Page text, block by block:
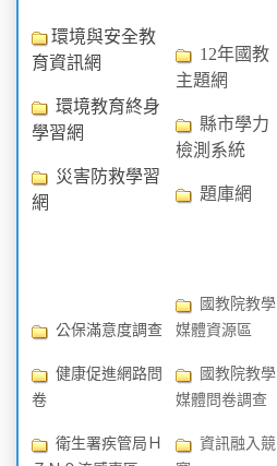
環境與安全教
育資訊網
環境教育終身
學習網
災害防救學習
網
12年國教
主題網
縣市學力
檢測系統
題庫網
公保滿意度調查
健康促進網路問
卷
衛生署疾管局Ｈ
國教院教學
媒體資源區
國教院教學
媒體問卷調查
資訊融入競